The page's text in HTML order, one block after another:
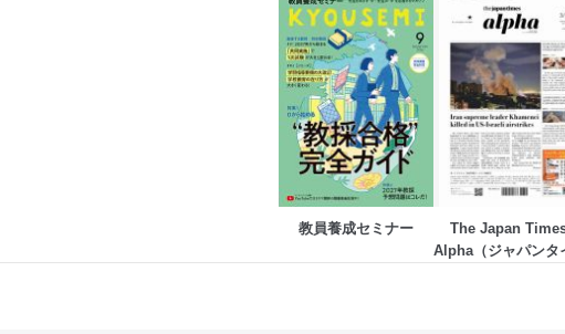
個人データを取り扱うことので
しています。
アクセス者の識別と認証
機器に標準装備されているユー
システムを使用する従業者を識
外部からの不正アクセス等の防止
個人データを取り扱う機器等の
個人データを取り扱う機器等に
としています。
教員養成セミナー
The Japan
Alpha（ジャパンタ